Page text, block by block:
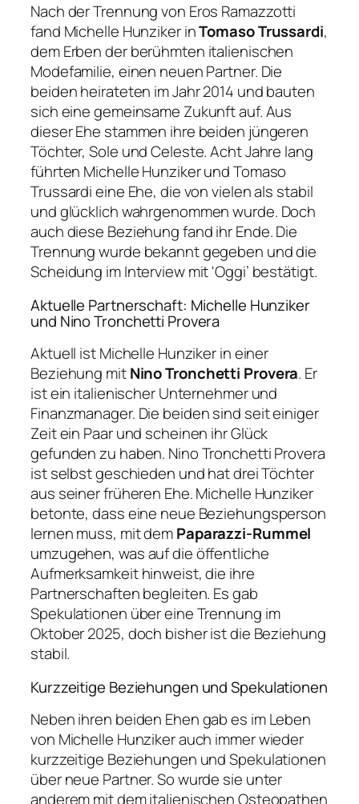
Nach der Trennung von Eros Ramazzotti
fand Michelle Hunziker inTomaso Trussardi,
dem Erben der berühmten italienischen
Modefamilie, einen neuen Partner. Die
beiden heirateten im Jahr 2014 und bauten
sich eine gemeinsame Zukunft auf. Aus
dieser Ehe stammen ihre beiden jüngeren
Töchter, Sole und Celeste. Acht Jahre lang
führten Michelle Hunziker und Tomaso
Trussardi eine Ehe, die von vielen als stabil
und glücklich wahrgenommen wurde. Doch
auch diese Beziehung fand ihr Ende. Die
Trennung wurde bekannt gegeben und die
Scheidung im Interview mit 'Oggi’ bestätigt.
Aktuelle Partnerschaft: Michelle Hunziker
und Nino Tronchetti Provera
Aktuell ist Michelle Hunziker in einer
Beziehung mitNino Tronchetti Provera. Er
ist ein italienischer Unternehmer und
Finanzmanager. Die beiden sind seit einiger
Zeit ein Paar und scheinen ihr Glück
gefunden zu haben. Nino Tronchetti Provera
ist selbst geschieden und hat drei Töchter
aus seiner früheren Ehe. Michelle Hunziker
betonte, dass eine neue Beziehungsperson
lernen muss, mit demPaparazzi-Rummel
umzugehen, was auf die öffentliche
Aufmerksamkeit hinweist, die ihre
Partnerschaften begleiten. Es gab
Spekulationen über eine Trennung im
Oktober 2025, doch bisher ist die Beziehung
stabil.
Kurzzeitige Beziehungen und Spekulationen
Neben ihren beiden Ehen gab es im Leben
von Michelle Hunziker auch immer wieder
kurzzeitige Beziehungen und Spekulationen
über neue Partner. So wurde sie unter
anderem mit dem italienischen Osteopathen